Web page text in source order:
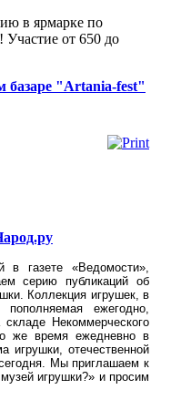
в ярмарке по
Участие от 650 до
базаре "Artania-fest"
в газете «Ведомости»,
серию публикаций об
Коллекция игрушек, в
ежегодно,
Некоммерческого
же время ежедневно в
игрушки, отечественной
Мы приглашаем к
игрушки?» и просим